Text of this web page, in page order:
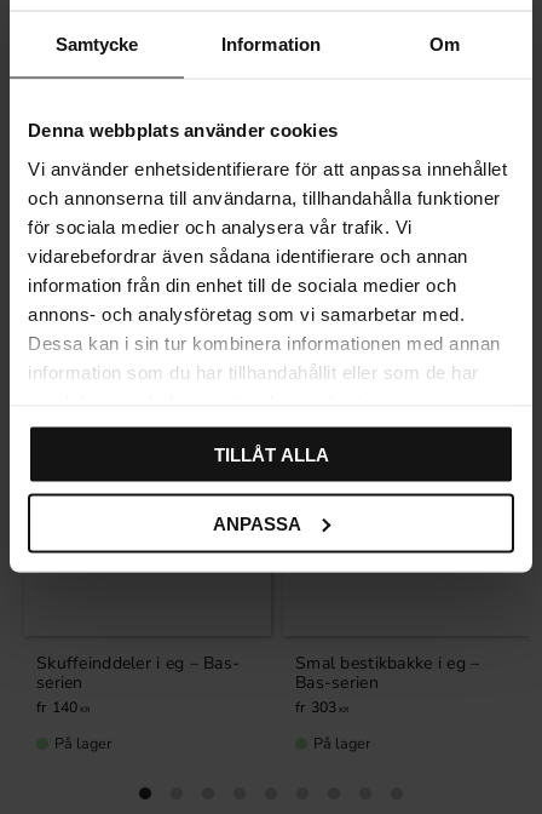
Samtycke Information Om
Denna webbplats använder cookies
Vi använder enhetsidentifierare för att anpassa innehållet
och annonserna till användarna, tillhandahålla funktioner
för sociala medier och analysera vår trafik. Vi
vidarebefordrar även sådana identifierare och annan
information från din enhet till de sociala medier och
annons- och analysföretag som vi samarbetar med.
Dessa kan i sin tur kombinera informationen med annan
information som du har tillhandahållit eller som de har
TILLÅT ALLA
ANPASSA
MERE INFORMATION
Relaterede produkter
Skuffeinddeler i eg – Bas-
serien
140KR
På lager
Smal bestikbakke i eg –
Bas-serien
303KR
På lager